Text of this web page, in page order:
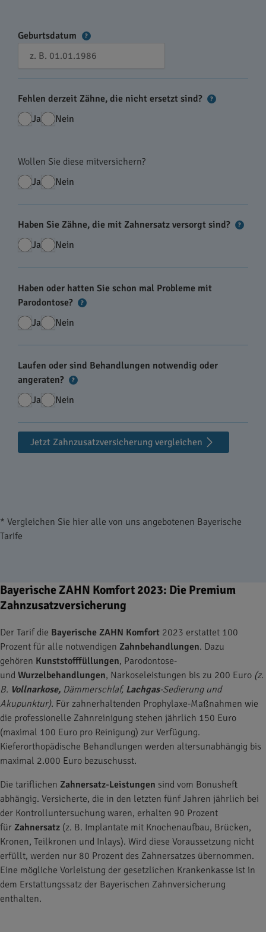
Geburtsdatum ?
Fehlen derzeit Zähne, die nicht ersetzt sind? ?
Ja Nein
Wollen Sie diese mitversichern?
Ja
Nein
Haben Sie Zähne, die mit Zahnersatz versorgt sind? ?
Ja Nein
Haben oder hatten Sie schon mal Probleme mit
Parodontose?
?
Ja Nein
Laufen oder sind Behandlungen notwendig oder
angeraten?
?
Ja Nein
Jetzt Zahnzusatzversicherung vergleichen
* Vergleichen Sie hier alle von uns angebotenen Bayerische
Tarife
Bayerische ZAHN Komfort 2023: Die Premium
Zahnzusatzversicherung
Der Tarif die Bayerische ZAHN Komfort 2023 erstattet 100
Prozent für alle notwendigen Zahnbehandlungen. Dazu
gehören Kunststofffüllungen, Parodontose-
und Wurzelbehandlungen, Narkoseleistungen bis zu 200 Euro (z.
B. Vollnarkose, Dämmerschlaf, Lachgas-Sedierung und
Akupunktur). Für zahnerhaltenden Prophylaxe-Maßnahmen wie
die professionelle Zahnreinigung stehen jährlich 150 Euro
(maximal 100 Euro pro Reinigung) zur Verfügung.
Kieferorthopädische Behandlungen werden altersunabhängig bis
maximal 2.000 Euro bezuschusst.
Die tariflichen Zahnersatz-Leistungen sind vom Bonusheft
abhängig. Versicherte, die in den letzten fünf Jahren jährlich bei
der Kontrolluntersuchung waren, erhalten 90 Prozent
für Zahnersatz (z. B. Implantate mit Knochenaufbau, Brücken,
Kronen, Teilkronen und Inlays). Wird diese Voraussetzung nicht
erfüllt, werden nur 80 Prozent des Zahnersatzes übernommen.
Eine mögliche Vorleistung der gesetzlichen Krankenkasse ist in
dem Erstattungssatz der Bayerischen Zahnversicherung
enthalten.